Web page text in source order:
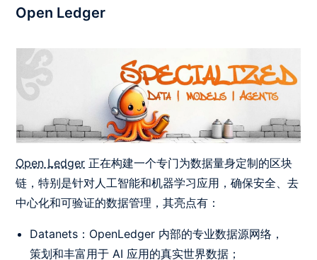
Open Ledger
Open Ledger 正在构建一个专门为数据量身定制的区块
链，特别是针对人工智能和机器学习应用，确保安全、去
中心化和可验证的数据管理，其亮点有：
Datanets：OpenLedger 内部的专业数据源网络，
策划和丰富用于 AI 应用的真实世界数据；